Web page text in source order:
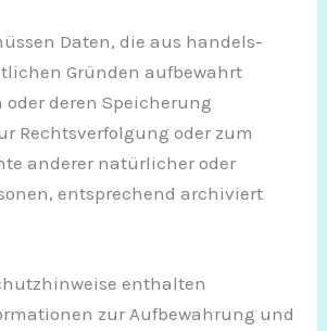
Daten, die aus handels-
Gründen aufbewahrt
oder deren Speicherung
Rechtsverfolgung oder zum
anderer natürlicher oder
entsprechend archiviert
enthalten
zur Aufbewahrung und